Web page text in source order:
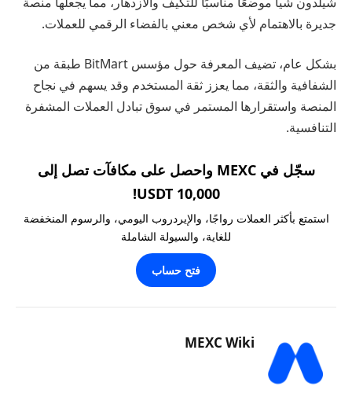
جديرة بالاهتمام لأي شخص معني بالفضاء الرقمي للعملات.
بشكل عام، تضيف المعرفة حول مؤسس BitMart طبقة من
الشفافية والثقة، مما يعزز ثقة المستخدم وقد يسهم في نجاح
المنصة واستقرارها المستمر في سوق تبادل العملات المشفرة
التنافسية.
سجّل في MEXC واحصل على مكافآت تصل إلى
10,000 USDT!
استمتع بأكثر العملات رواجًا، والإيردروب اليومي، والرسوم المنخفضة
للغاية، والسيولة الشاملة
فتح حساب
MEXC Wiki